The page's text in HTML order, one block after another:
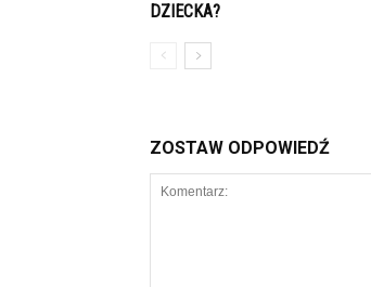
DZIECKA?
ZOSTAW ODPOWIEDŹ